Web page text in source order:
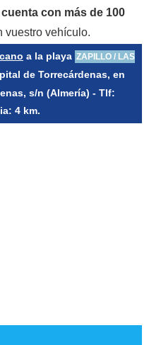
con más de 100
vuestro vehículo.
a la playa ZAPILLO / LAS
de Torrecárdenas, en
s/n (Almería) - Tlf:
4 km.